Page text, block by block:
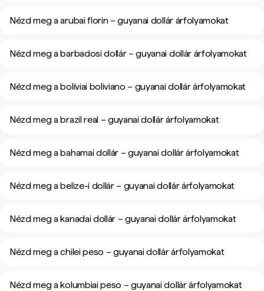
Nézd meg a arubai florin – guyanai dollár árfolyamokat
Nézd meg a barbadosi dollár – guyanai dollár árfolyamokat
Nézd meg a bolíviai boliviano – guyanai dollár árfolyamokat
Nézd meg a brazil real – guyanai dollár árfolyamokat
Nézd meg a bahamai dollár – guyanai dollár árfolyamokat
Nézd meg a belize-i dollár – guyanai dollár árfolyamokat
Nézd meg a kanadai dollár – guyanai dollár árfolyamokat
Nézd meg a chilei peso – guyanai dollár árfolyamokat
Nézd meg a kolumbiai peso – guyanai dollár árfolyamokat